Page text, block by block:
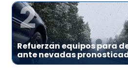
2
Refuerzan equipos para
ante nevadas